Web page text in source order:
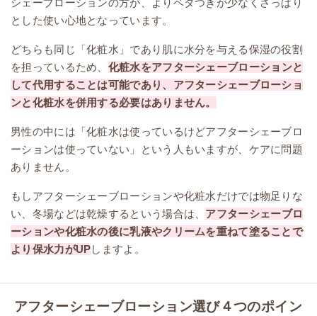
とした使い心地となっています。
どちらも同じ「化粧水」であり肌に水分を与える保湿の役割
を担っているため、 化粧水をアフターシェーブローションと
して代用することは可能であり、アフターシェーブローショ
ンと化粧水を併用する必要はありません。
男性の中には「化粧水は使っているけどアフターシェーブロ
ーションは使っていない」という人もいますが、ケアに問題
ありません。
もしアフターシェーブローションや化粧水だけでは物足りな
い、冬場などは乾燥するという場合は、 アフターシェーブロ
ーションや化粧水の後に乳液やクリームを重ねて塗ることで
より保水力がUPしますよ。
アフターシェーブローション選び４つのポイン